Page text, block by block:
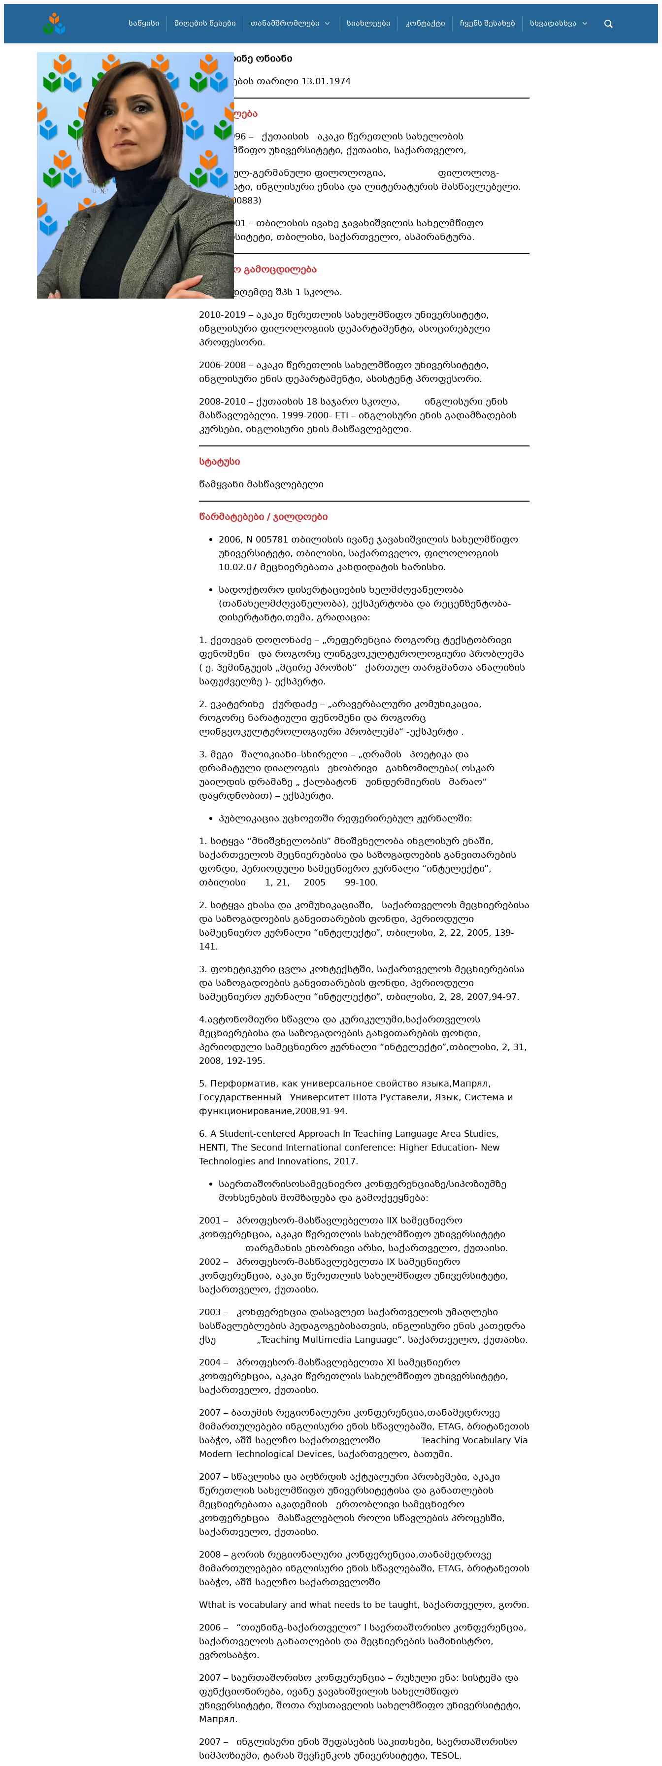
ᲡᲐᲬᲧᲘᲡᲘ ᲛᲘᲦᲔᲑᲘᲡ ᲬᲔᲡᲔᲑᲘ ᲗᲐᲜᲐᲛᲨᲠᲝᲛᲚᲔᲑᲘ ᲡᲘᲐᲮᲚᲔᲔᲑᲘ ᲙᲝᲜᲢᲐᲥᲢᲘ ᲩᲕᲔᲜᲡ ᲨᲔᲡᲐᲮᲔᲑ ᲡᲮᲕᲐᲓᲐᲡᲮᲕᲐ
შიგთავსზე
გადასვლა
ეკატერინე ონიანი
დაბადების თარიღი 13.01.1974
განათლება
1991-1996 – ქუთაისის აკაკი წერეთლის სახელობის
სახელმწიფო უნივერსიტეტი, ქუთაისი, საქართველო,
რომანულ-გერმანული ფილოლოგია, ფილოლოგ-
ანგლისტი, ინგლისური ენისა და ლიტერატურის მასწავლებელი.
(უა N 000883)
1996-2001 – თბილისის ივანე ჯავახიშვილის სახელმწიფო
უნივერსიტეტი, თბილისი, საქართველო, ასპირანტურა.
სამუშაო გამოცდილება
2011 – დღემდე შპს 1 სკოლა.
2010-2019 – აკაკი წერეთლის სახელმწიფო უნივერსიტეტი,
ინგლისური ფილოლოგიის დეპარტამენტი, ასოცირებული
პროფესორი.
2006-2008 – აკაკი წერეთლის სახელმწიფო უნივერსიტეტი,
ინგლისური ენის დეპარტამენტი, ასისტენტ პროფესორი.
2008-2010 – ქუთაისის 18 საჯარო სკოლა, ინგლისური ენის
მასწავლებელი. 1999-2000- ETI – ინგლისური ენის გადამზადების
კურსები, ინგლისური ენის მასწავლებელი.
სტატუსი
წამყვანი მასწავლებელი
წარმატებები / ჯილდოები
2006, N 005781 თბილისის ივანე ჯავახიშვილის სახელმწიფო
უნივერსიტეტი, თბილისი, საქართველო, ფილოლოგიის
10.02.07 მეცნიერებათა კანდიდატის ხარისხი.
სადოქტორო დისერტაციების ხელმძღვანელობა
(თანახელმძღვანელობა), ექსპერტობა და რეცენზენტობა-
დისერტანტი,თემა, გრადაცია:
1. ქეთევან დოღონაძე – „რეფერენცია როგორც ტექსტობრივი
ფენომენი და როგორც ლინგვოკულტუროლოგიური პრობლემა
( ე. ჰემინგუეის „მცირე პროზის“ ქართულ თარგმანთა ანალიზის
საფუძველზე )- ექსპერტი.
2. ეკატერინე ქურდაძე – „არავერბალური კომუნიკაცია,
როგორც ნარატიული ფენომენი და როგორც
ლინგვოკულტუროლოგიური პრობლემა“ -ექსპერტი .
3. მეგი შალიკიანი–სხირელი – „დრამის პოეტიკა და
დრამატული დიალოგის ენობრივი განზომილება( ოსკარ
უაილდის დრამაზე „ ქალბატონ უინდერმიერის მარაო“
დაყრდნობით) – ექსპერტი.
პუბლიკაცია უცხოეთში რეფერირებულ ჟურნალში:
1. სიტყვა “მნიშვნელობის” მნიშვნელობა ინგლისურ ენაში,
საქართველოს მეცნიერებისა და საზოგადოების განვითარების
ფონდი, პერიოდული სამეცნიერო ჟურნალი “ინტელექტი”,
თბილისი 1, 21, 2005 99-100.
2. სიტყვა ენასა და კომუნიკაციაში, საქართველოს მეცნიერებისა
და საზოგადოების განვითარების ფონდი, პერიოდული
სამეცნიერო ჟურნალი “ინტელექტი”, თბილისი, 2, 22, 2005, 139-
141.
3. ფონეტიკური ცვლა კონტექსტში, საქართველოს მეცნიერებისა
და საზოგადოების განვითარების ფონდი, პერიოდული
სამეცნიერო ჟურნალი “ინტელექტი”, თბილისი, 2, 28, 2007,94-97.
4.ავტონომიური სწავლა და კურიკულუმი,საქართველოს
მეცნიერებისა და საზოგადოების განვითარების ფონდი,
პერიოდული სამეცნიერო ჟურნალი “ინტელექტი”,თბილისი, 2, 31,
2008, 192-195.
5. Перформатив, как универсальное свойство языка,Мапрял,
Государственный Университет Шота Руставели, Язык, Система и
функционирование,2008,91-94.
6. A Student-centered Approach In Teaching Language Area Studies,
HENTI, The Second International conference: Higher Education- New
Technologies and Innovations, 2017.
საერთაშორისოსამეცნიერო კონფერენციაზე/სიპოზიუმზე
მოხსენების მომზადება და გამოქვეყნება:
2001 – პროფესორ-მასწავლებელთა IIX სამეცნიერო
კონფერენცია, აკაკი წერეთლის სახელმწიფო უნივერსიტეტი
თარგმანის ენობრივი არსი, საქართველო, ქუთაისი.
2002 – პროფესორ-მასწავლებელთა IX სამეცნიერო
კონფერენცია, აკაკი წერეთლის სახელმწიფო უნივერსიტეტი,
საქართველო, ქუთაისი.
2003 – კონფერენცია დასავლეთ საქართველოს უმაღლესი
სასწავლებლების პედაგოგებისათვის, ინგლისური ენის კათედრა
ქსუ „Teaching Multimedia Language“. საქართველო, ქუთაისი.
2004 – პროფესორ-მასწავლებელთა XI სამეცნიერო
კონფერენცია, აკაკი წერეთლის სახელმწიფო უნივერსიტეტი,
საქართველო, ქუთაისი.
2007 – ბათუმის რეგიონალური კონფერენცია,თანამედროვე
მიმართულებები ინგლისური ენის სწავლებაში, ETAG, ბრიტანეთის
საბჭო, აშშ საელჩო საქართველოში Teaching Vocabulary Via
Modern Technological Devices, საქართველო, ბათუმი.
2007 – სწავლისა და აღზრდის აქტუალური პრობემები, აკაკი
წერეთლის სახელმწიფო უნივერსიტეტისა და განათლების
მეცნიერებათა აკადემიის ერთობლივი სამეცნიერო
კონფერენცია მასწავლებლის როლი სწავლების პროცესში,
საქართველო, ქუთაისი.
2008 – გორის რეგიონალური კონფერენცია,თანამედროვე
მიმართულებები ინგლისური ენის სწავლებაში, ETAG, ბრიტანეთის
საბჭო, აშშ საელჩო საქართველოში
Wthat is vocabulary and what needs to be taught, საქართველო, გორი.
2006 – “თიუნინგ-საქართველო” I საერთაშორისო კონფერენცია,
საქართველოს განათლების და მეცნიერების სამინისტრო,
ევროსაბჭო.
2007 – საერთაშორისო კონფერენცია – რუსული ენა: სისტემა და
ფუნქციონირება, ივანე ჯავახიშვილის სახელმწიფო
უნივერსიტეტი, შოთა რუსთაველის სახელმწიფო უნივერსიტეტი,
Мапрял.
2007 – ინგლისური ენის შეფასების საკითხები, საერთაშორისო
სიმპოზიუმი, ტარას შევჩენკოს უნივერსიტეტი, TESOL.